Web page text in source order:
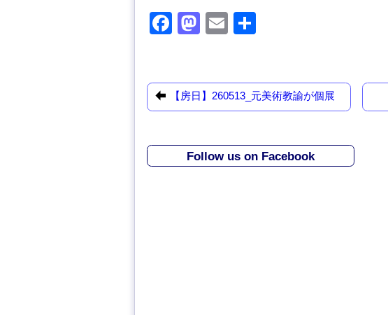
F
e
b
M
o
d
n
E
【房日】260513_元美術教諭が個展
Follow us on Facebook